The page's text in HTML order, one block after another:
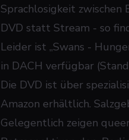
Sprachlosigkeit
DVD statt Stream - so
Leider ist „Swans -
in DACH verfügbar
Die DVD ist über
Amazon erhältlich.
Gelegentlich zeigen